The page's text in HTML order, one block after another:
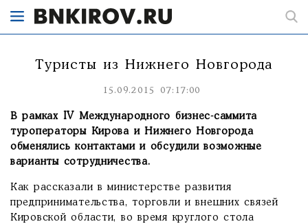
Туристы из Нижнего Новгорода
15.09.2015 07:17:00
В рамках IV Международного бизнес-саммита
туроператоры Кирова и Нижнего Новгорода
обменялись контактами и обсудили возможные
варианты сотрудничества.
Как рассказали в министерстве развития
предпринимательства, торговли и внешних связей
Кировской области, во время круглого стола